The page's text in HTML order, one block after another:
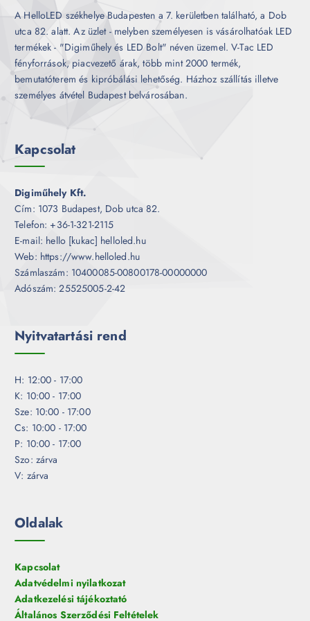
A HelloLED székhelye Budapesten a 7. kerületben található, a Dob
utca 82. alatt. Az üzlet - melyben személyesen is vásárolhatóak LED
termékek - "Digiműhely és LED Bolt" néven üzemel. V-Tac LED
fényforrások, piacvezető árak, több mint 2000 termék,
bemutatóterem és kipróbálási lehetőség. Házhoz szállítás illetve
személyes átvétel Budapest belvárosában.
Kapcsolat
Digiműhely Kft.
Cím: 1073 Budapest, Dob utca 82.
Telefon: +36-1-321-2115
E-mail: hello [kukac] helloled.hu
Web: https://www.helloled.hu
Számlaszám: 10400085-00800178-00000000
Adószám: 25525005-2-42
Nyitvatartási rend
H: 12:00 - 17:00
K: 10:00 - 17:00
Sze: 10:00 - 17:00
Cs: 10:00 - 17:00
P: 10:00 - 17:00
Szo: zárva
V: zárva
Oldalak
Kapcsolat
Adatvédelmi nyilatkozat
Adatkezelési tájékoztató
Általános Szerződési Feltételek